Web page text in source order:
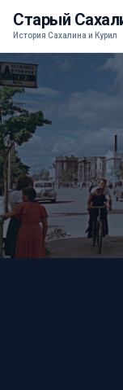
Старый
История Сахалина и Курил